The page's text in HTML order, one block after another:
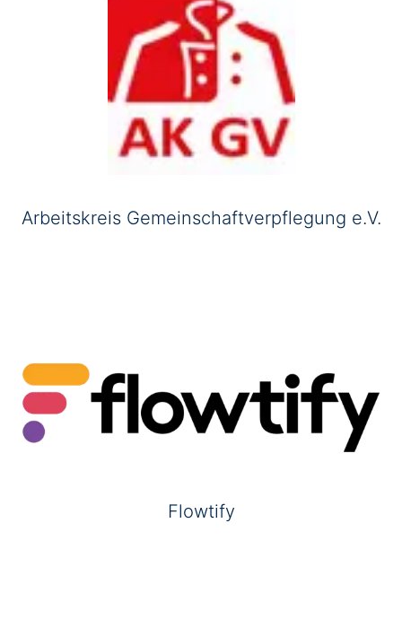
Arbeitskreis Gemeinschaftverpflegung e.V.
Flowtify